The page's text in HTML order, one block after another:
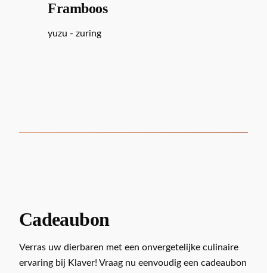
Framboos
yuzu - zuring
Cadeaubon
Verras uw dierbaren met een onvergetelijke culinaire
ervaring bij Klaver! Vraag nu eenvoudig een cadeaubon